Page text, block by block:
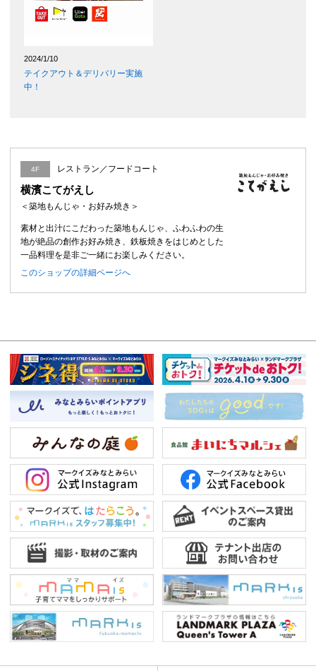
2024/1/10
テイクアウト＆デリバリー実施
中！
4F レストラン／フードコート
横濱こてがえし
＜築地もんじゃ・お好み焼き＞
素材と出汁にこだわった築地もんじゃ、ふわふわの生
地が絶品の創作お好み焼き、鉄板焼きをはじめとした
一品料理を是非ご一緒にお楽しみください。
このショップの詳細ページへ